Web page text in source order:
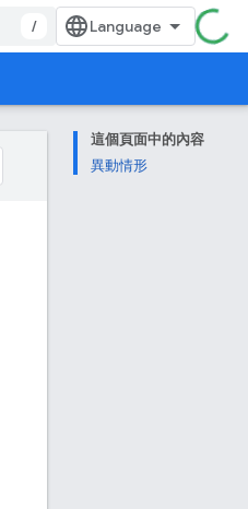
/
這個頁面中的內容
異動情形